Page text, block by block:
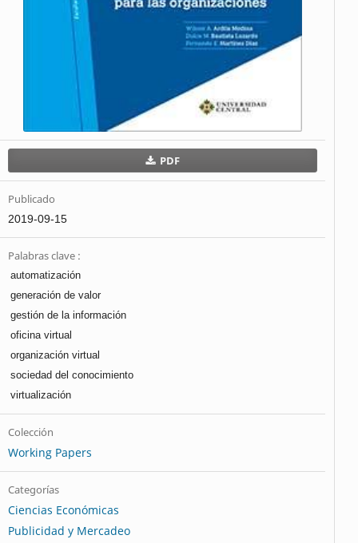
PDF
Publicado
2019-09-15
Palabras clave :
automatización
generación de valor
gestión de la información
oficina virtual
organización virtual
sociedad del conocimiento
virtualización
Colección
Working Papers
Categorías
Ciencias Económicas
Publicidad y Mercadeo